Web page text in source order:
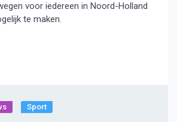
voor iedereen in Noord-Holland
te maken.
Sport